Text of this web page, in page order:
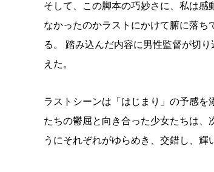
そして、この脚本の巧妙さに、私は
なかったのかラストにかけて腑に落ち
る。 踏み込んだ内容に男性監督が切
えた。
ラストシーンは「はじまり」の予感
たちの鬱屈と向き合った少女たちは、
うにそれぞれがゆらめき、交錯し、輝